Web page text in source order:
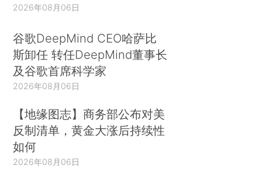
2026年08月06日
谷歌DeepMind CEO哈萨比
斯卸任 转任DeepMind董事长
及谷歌首席科学家
2026年08月06日
【地缘图志】商务部公布对美
反制清单，黄金大涨后持续性
如何
2026年08月06日